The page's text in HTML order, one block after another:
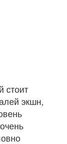
стоит
экшн,